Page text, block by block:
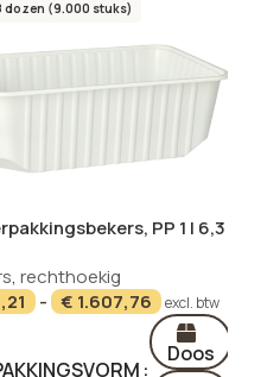
dozen (9.000 stuks)
PP 1 l 6,3
, rechthoekig
- € 1.607,76 excl. btw
Doos